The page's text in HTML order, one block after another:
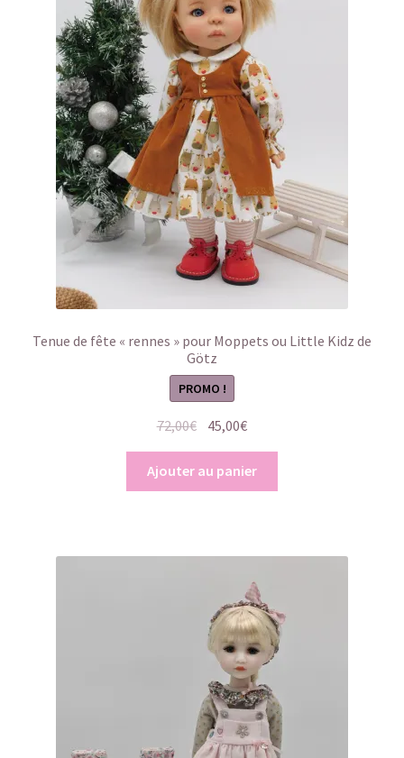
Tenue de fête « rennes » pour Moppets ou Little Kidz de
Götz
PROMO !
72,00€ Le
initial
était :
45,00€Le
actuel
est :
Ajouter au panier